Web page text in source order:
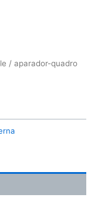
/ aparador-quadro